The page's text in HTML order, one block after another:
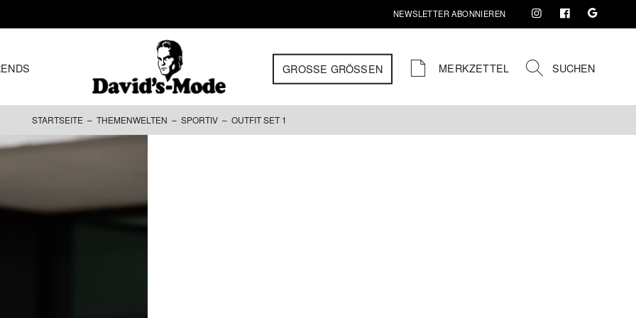
NEWSLETTER ABONNIEREN
GROSSE GRÖSSEN MERKZETTEL SUCHEN
STARTSEITE – THEMENWELTEN – SPORTIV– OUTFIT SET 1